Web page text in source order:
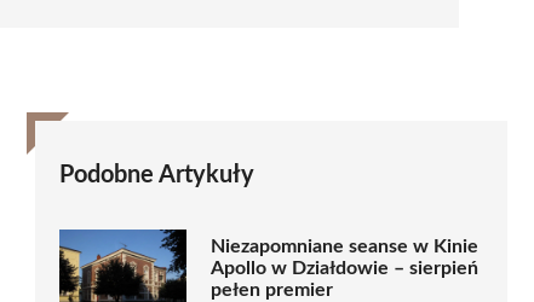
Podobne Artykuły
Niezapomniane seanse w Kinie
Apollo w Działdowie – sierpień
pełen premier